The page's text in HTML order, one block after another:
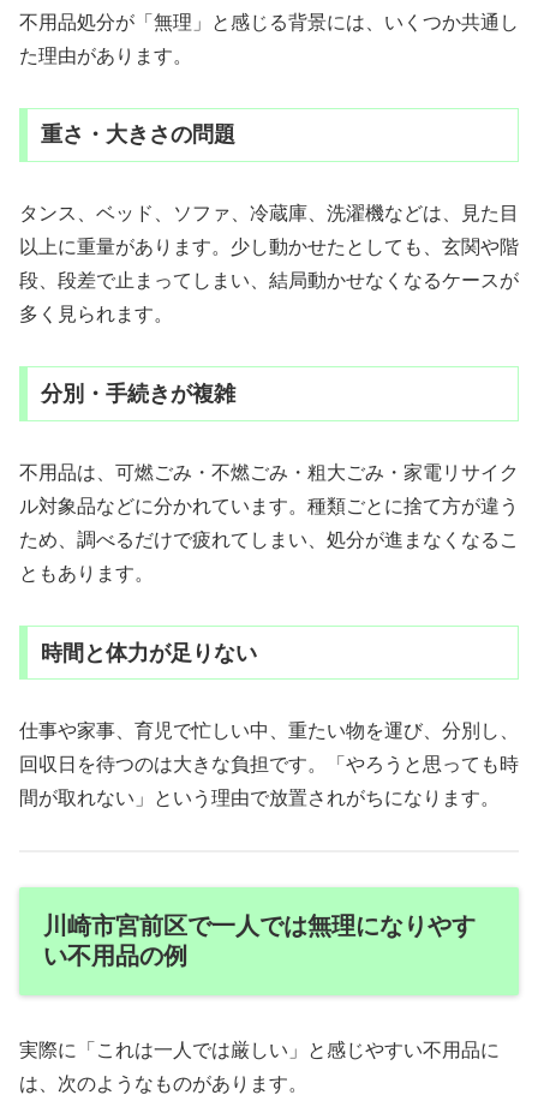
不用品処分が「無理」と感じる背景には、いくつか共通し
た理由があります。
重さ・大きさの問題
タンス、ベッド、ソファ、冷蔵庫、洗濯機などは、見た目
以上に重量があります。少し動かせたとしても、玄関や階
段、段差で止まってしまい、結局動かせなくなるケースが
多く見られます。
分別・手続きが複雑
不用品は、可燃ごみ・不燃ごみ・粗大ごみ・家電リサイク
ル対象品などに分かれています。種類ごとに捨て方が違う
ため、調べるだけで疲れてしまい、処分が進まなくなるこ
ともあります。
時間と体力が足りない
仕事や家事、育児で忙しい中、重たい物を運び、分別し、
回収日を待つのは大きな負担です。「やろうと思っても時
間が取れない」という理由で放置されがちになります。
川崎市宮前区で一人では無理になりやす
い不用品の例
実際に「これは一人では厳しい」と感じやすい不用品に
は、次のようなものがあります。